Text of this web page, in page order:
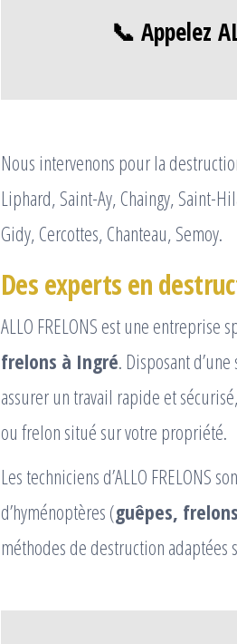
📞 Appelez
Nous intervenons pour la
Liphard, Saint-Ay, Chaingy, Saint-
Gidy, Cercottes, Chanteau, Semoy.
Des experts en
ALLO FRELONS est une entreprise
frelons à Ingré. Disposant
assurer un travail rapide et
ou frelon situé sur votre propriété.
Les techniciens d’ALLO
d’hyménoptères (guêpes,
méthodes de destruction